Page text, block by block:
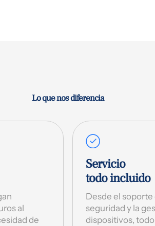
Lo que nos diferencia
al
de
Servicio
todo incluido
Desde el soporte
seguridad y la
dispositivos,